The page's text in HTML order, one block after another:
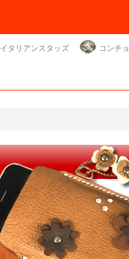
イタリアンスタッズ コンチョ